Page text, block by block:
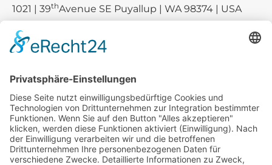
1021 | 39thAvenue SE Puyallup | WA 98374 | USA
Tel.:+1 253-867-57 35
Unternehmen
Service
Media